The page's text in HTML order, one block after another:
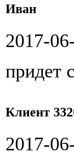
Иван
2017-
придет
Клиент
2017-